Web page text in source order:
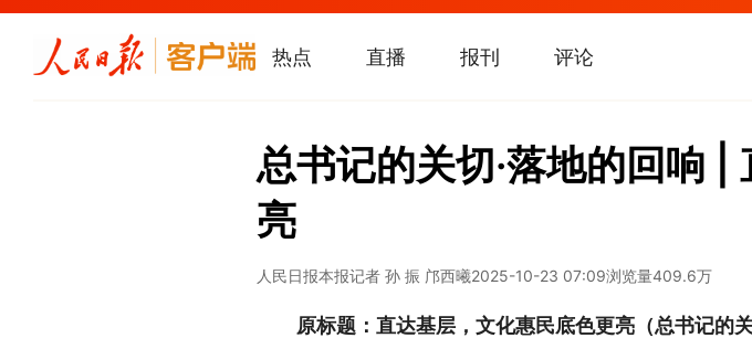
热点 直播 报刊 评论
总书记的关切·落地的回响
亮
人民日报本报记者 孙 振 邝西曦2025-10-23 07:09浏览量409.6万
原标题：直达基层，文化惠民底色更亮（总书记的关